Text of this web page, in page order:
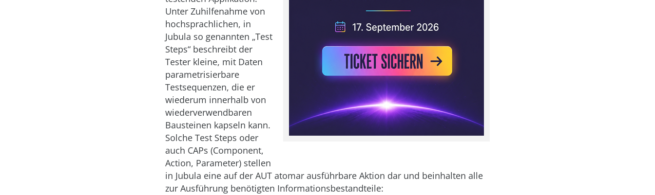
Unter Zuhilfenahme von
hochsprachlichen, in
Jubula so genannten „Test
Steps“ beschreibt der
Tester kleine, mit Daten
parametrisierbare
Testsequenzen, die er
wiederum innerhalb von
wiederverwendbaren
Bausteinen kapseln kann.
Solche Test Steps oder
auch CAPs (Component,
Action, Parameter) stellen
in Jubula eine auf der AUT atomar ausführbare Aktion dar und beinhalten alle
zur Ausführung benötigten Informationsbestandteile: